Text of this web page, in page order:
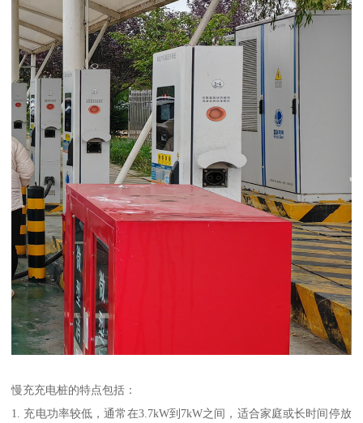
慢充充电桩的特点包括：
1. 充电功率较低，通常在3.7kW到7kW之间，适合家庭或长时间停放